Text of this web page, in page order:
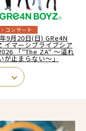
コンサート
9月20日(日) GRe4N
イマーシブライブシア
「"The ZA" ～溢れ
が止まらない～」